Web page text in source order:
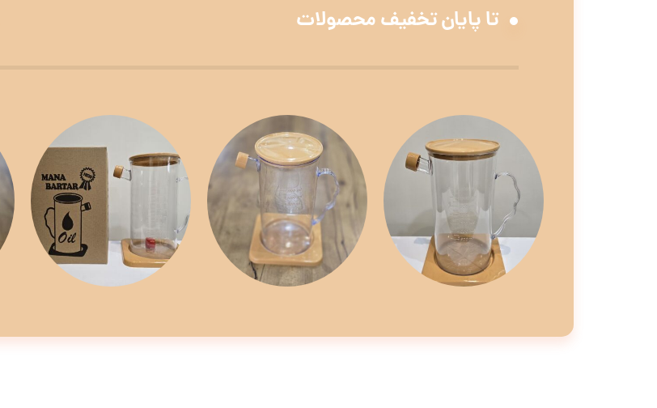
تا پایان تخفیف محصولات